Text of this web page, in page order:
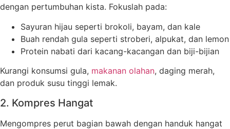
dengan pertumbuhan kista. Fokuslah pada:
Sayuran hijau seperti brokoli, bayam, dan kale
Buah rendah gula seperti stroberi, alpukat, dan lemon
Protein nabati dari kacang-kacangan dan biji-bijian
Kurangi konsumsi gula, makanan olahan, daging merah,
dan produk susu tinggi lemak.
2. Kompres Hangat
Mengompres perut bagian bawah dengan handuk hangat